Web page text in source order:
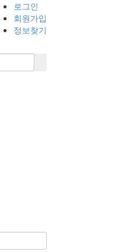
로그인
회원가입
정보찾기